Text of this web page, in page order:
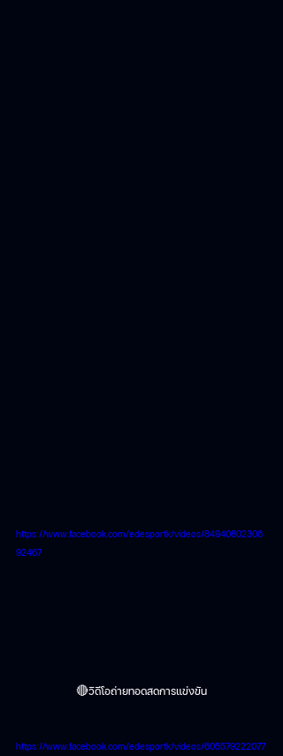
https://www.facebook.com/edesportk/videos/84940802306
92467
🔴วิดีโอถ่ายทอดสดการแข่งขัน
https://www.facebook.com/edesportk/videos/605579222077